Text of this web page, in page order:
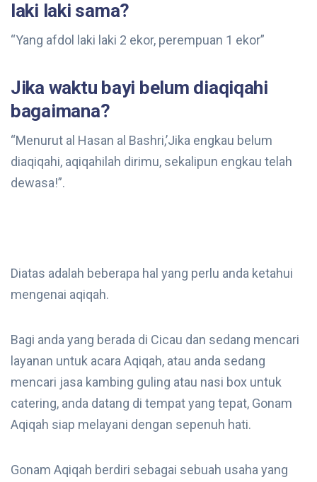
laki laki sama?
“Yang afdol laki laki 2 ekor, perempuan 1 ekor”
Jika waktu bayi belum diaqiqahi
bagaimana?
“Menurut al Hasan al Bashri,’Jika engkau belum
diaqiqahi, aqiqahilah dirimu, sekalipun engkau telah
dewasa!”.
Diatas adalah beberapa hal yang perlu anda ketahui
mengenai aqiqah.
Bagi anda yang berada di Cicau dan sedang mencari
layanan untuk acara Aqiqah, atau anda sedang
mencari jasa kambing guling atau nasi box untuk
catering, anda datang di tempat yang tepat, Gonam
Aqiqah siap melayani dengan sepenuh hati.
Gonam Aqiqah berdiri sebagai sebuah usaha yang